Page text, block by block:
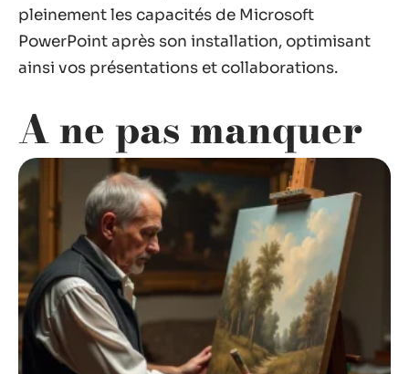
pleinement les capacités de Microsoft
PowerPoint après son installation, optimisant
ainsi vos présentations et collaborations.
A ne pas manquer